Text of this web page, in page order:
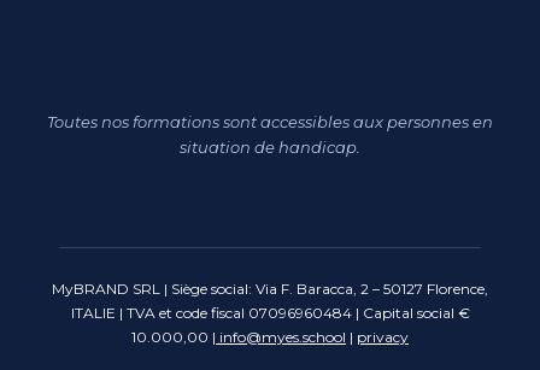
Toutes nos formations sont accessibles aux personnes en
situation de handicap.
MyBRAND SRL | Siège social: Via F. Baracca, 2 – 50127 Florence,
ITALIE | TVA et code fiscal 07096960484 | Capital social €
10.000,00 | info@myes.school | privacy